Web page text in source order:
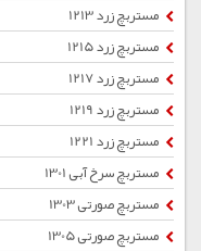
مستربچ زرد 1213
مستربچ زرد 1215
مستربچ زرد 1217
مستربچ زرد 1219
مستربچ زرد 1221
مستربچ سرخ آبی 1301
مستربچ صورتی 1303
مستربچ صورتی 1305